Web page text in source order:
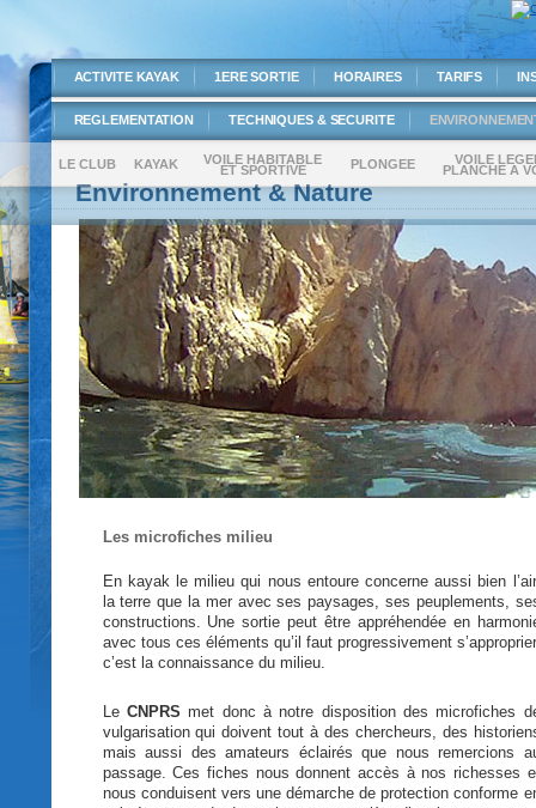
LE CLUB KAYAK VOILE HABITABLE
ET SPORTIVE PLONGEE VOILE
PLANCHE A
ACTIVITE KAYAK 1ERE SORTIE HORAIRES TARIFS
REGLEMENTATION TECHNIQUES & SECURITE
Environnement & Nature
Les microfiches milieu
En kayak le milieu qui nous entoure concerne aussi bien l’air
laterre que la mer avec ses paysages, ses peuplements,
constructions. Une sortiepeut être appréhendéeen
avec tous ces éléments qu’il faut progressivement s’approprier
c’estla connaissancedu milieu.
Le CNPRS met donc à notre disposition des microfiches
vulgarisationquidoivent tout àdes chercheurs, des
mais aussi des amateurs éclairés que nous remercions
passage.Ces fiches nous donnent accès ànos richesses
nous conduisent vers une démarche de protectionconforme